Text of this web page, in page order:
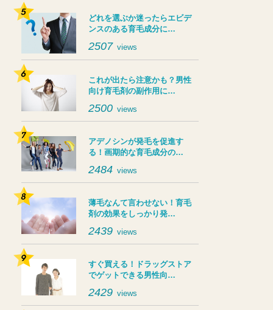
どれを選ぶか迷ったらエビデ
ンスのある育毛成分に…
2507 views
これが出たら注意かも？男性
向け育毛剤の副作用に…
2500 views
アデノシンが発毛を促進す
る！画期的な育毛成分の…
2484 views
薄毛なんて言わせない！育毛
剤の効果をしっかり発…
2439 views
すぐ買える！ドラッグストア
でゲットできる男性向…
2429 views